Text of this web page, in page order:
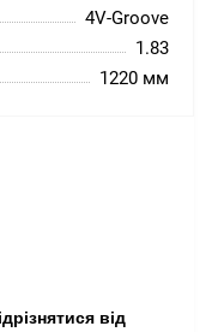
4V-Groove
1.83
1220 мм
від